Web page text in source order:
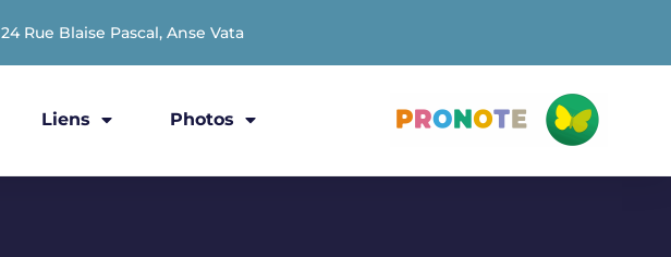
24 Rue Blaise Pascal, Anse Vata
Liens Photos